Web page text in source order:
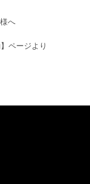
へ
ページより